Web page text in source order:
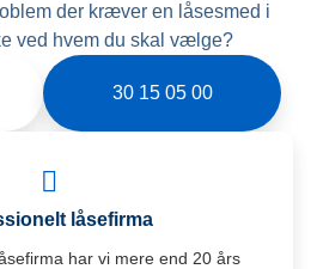
der kræver en låsesmed i
ved hvem du skal vælge?
30 15 05 00
låsefirma
har vi mere end 20 års